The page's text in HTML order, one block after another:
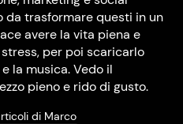
da trasformare questi in un
avere la vita piena e
per poi scaricarlo
la musica. Vedo il
pieno e rido di gusto.
di Marco